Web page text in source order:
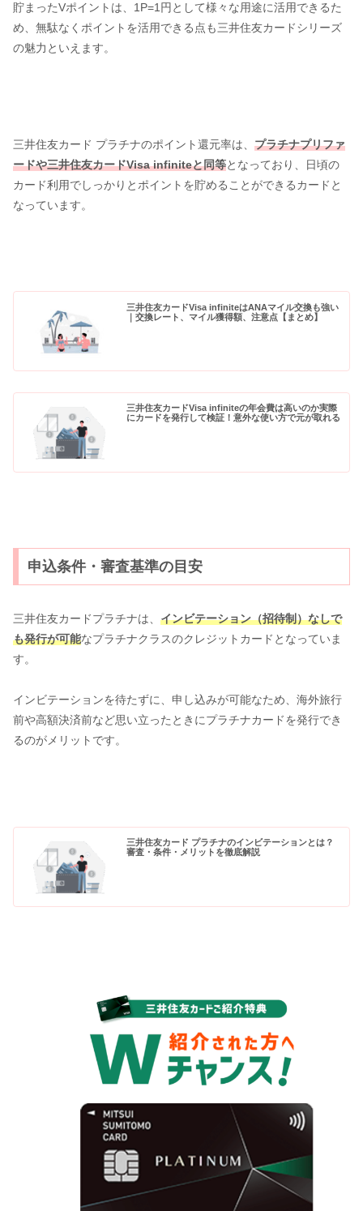
貯まったVポイントは、1P=1円として様々な用途に活用できるた
め、無駄なくポイントを活用できる点も三井住友カードシリーズ
の魅力といえます。
三井住友カード プラチナのポイント還元率は、 プラチナプリファ
ードや三井住友カードVisa infiniteと同等となっており、日頃の
カード利用でしっかりとポイントを貯めることができるカードと
なっています。
三井住友カードVisa infiniteはANAマイル交換も強い
｜交換レート、マイル獲得額、注意点【まとめ】
三井住友カードVisa infiniteの年会費は高いのか実際
にカードを発行して検証！意外な使い方で元が取れる
申込条件・審査基準の目安
三井住友カードプラチナは、 インビテーション（招待制）なしで
も発行が可能なプラチナクラスのクレジットカードとなっていま
す。
インビテーションを待たずに、申し込みが可能なため、海外旅行
前や高額決済前など思い立ったときにプラチナカードを発行でき
るのがメリットです。
三井住友カード プラチナのインビテーションとは？
審査・条件・メリットを徹底解説